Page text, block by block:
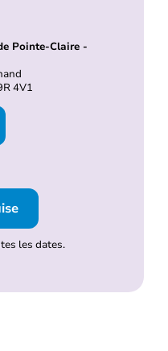
Pointe-Claire -
4V1
les dates.